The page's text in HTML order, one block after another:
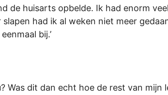
de huisarts opbelde. Ik had enorm
had ik al weken niet meer
bij.’
dit dan echt hoe de rest van mijn